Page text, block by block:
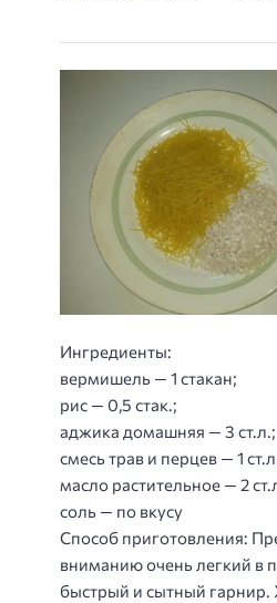
Ингредиенты:
вермишель — 1 стакан;
рис — 0,5 стак.;
аджика домашняя — 3 ст.л.;
смесь трав и перцев — 1
масло растительное — 2
соль — по вкусу
Способ приготовления:
вниманию очень легкий в
быстрый и сытный